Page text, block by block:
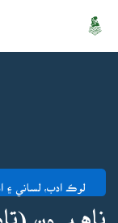
لوڪ ادب، لساني ۽